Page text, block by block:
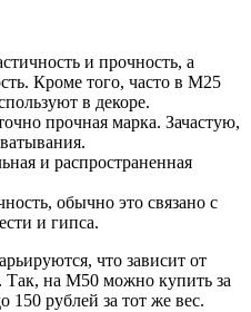
и прочность, а
Кроме того, часто в М25
в декоре.
прочная марка. Зачастую,
и распространенная
обычно это связано с
и гипса.
что зависит от
Так, на М50 можно купить за
150 рублей за тот же вес.